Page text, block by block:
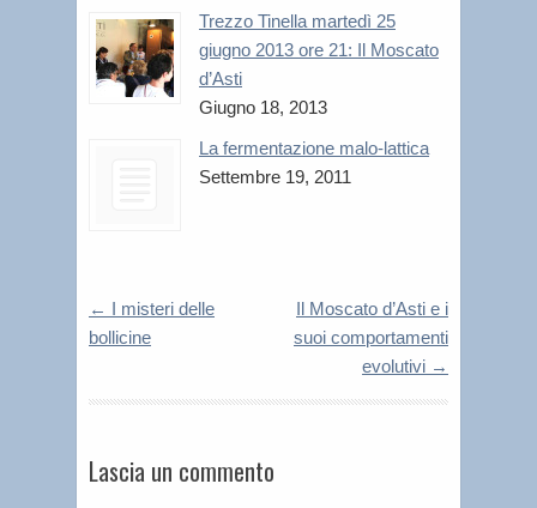
Trezzo Tinella martedì 25
giugno 2013 ore 21: Il Moscato
d’Asti
Giugno 18, 2013
La fermentazione malo-lattica
Settembre 19, 2011
← I misteri delle
bollicine
Il Moscato d’Asti e i
suoi comportamenti
evolutivi →
Lascia un commento